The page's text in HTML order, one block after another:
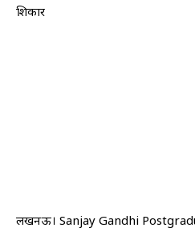
शिकार
लखनऊ। Sanjay Gandhi